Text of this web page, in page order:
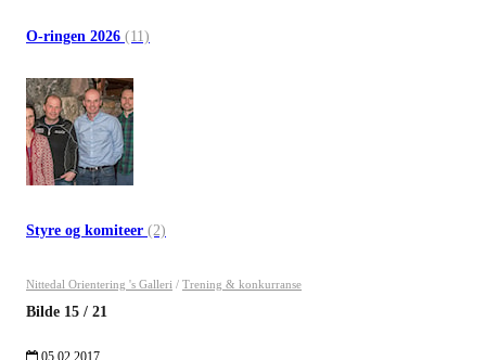
O-ringen 2026 (11)
Styre og komiteer (2)
Nittedal Orientering 's Galleri / Trening & konkurranse
Bilde 15 / 21
05.02.2017